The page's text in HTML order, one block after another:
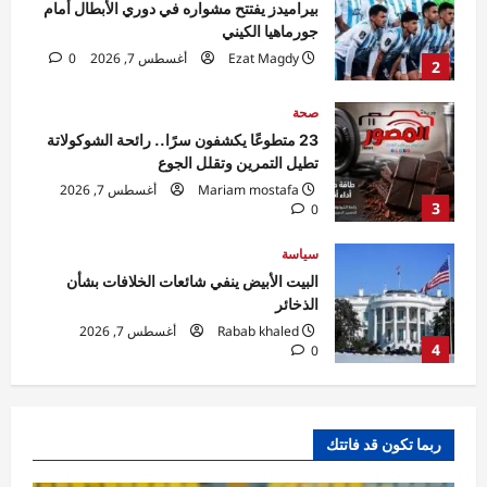
3
تطيل التمرين وتقلل الجوع
Mariam mostafa
0
4
سياسة
البيت الأبيض ينفي شائعات الخلافات بشأن
الذخائر
Rabab khaled
أغسطس 7, 2026
0
5
سياسة
تصعيد عسكري مستمر وحصار خانق في مخيم
قلنديا
Rabab khaled
أغسطس 7, 2026
0
قرعة الكونفدرالية.. الأهلي ينتظر الفائز من
Ezat Magdy
أغسطس 7, 2026 0
ربما تكون قد فاتتك